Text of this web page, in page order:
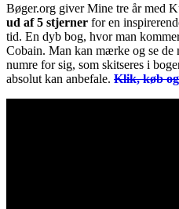
Bøger.org giver Mine tre år med
ud af 5 stjerner for en
tid. En dyb bog, hvor man
Cobain. Man kan mærke og se de
numre for sig, som skitseres i
absolut kan anbefale. Klik, køb